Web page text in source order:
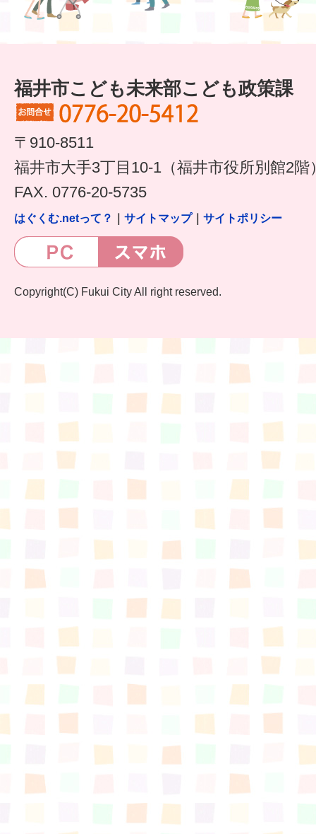
福井市こども未来部こども政策課
〒910-8511
福井市大手3丁目10-1（福井市役所別館2階
FAX. 0776-20-5735
はぐくむ.netって？ サイトマップ｜ サイトポリシー
Copyright(C) Fukui City All right reserved.